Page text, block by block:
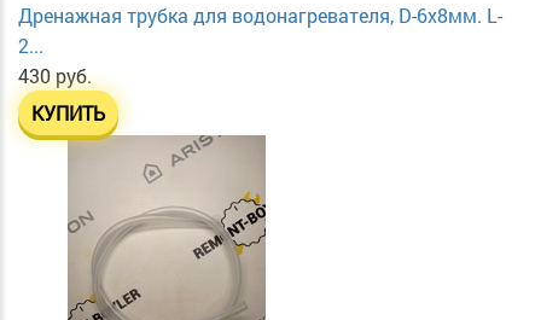
Дренажная трубка для водонагревателя, D-6х8мм. L-
2...
430 руб.
КУПИТЬ